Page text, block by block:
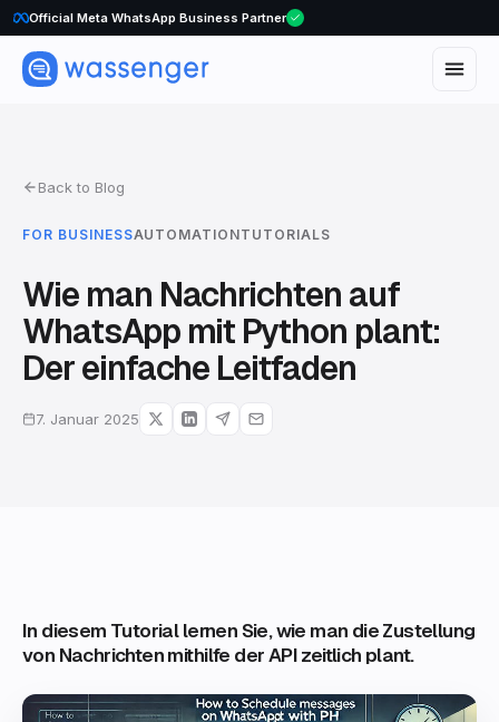
Official Meta WhatsApp Business Partner
Back to Blog
FOR BUSINESSAUTOMATIONTUTORIALS
Wie man Nachrichten auf
WhatsApp mit Python plant:
Der einfache Leitfaden
7. Januar 2025
In diesem Tutorial lernen Sie, wie man die Zustellung
von Nachrichten mithilfe der API zeitlich plant.